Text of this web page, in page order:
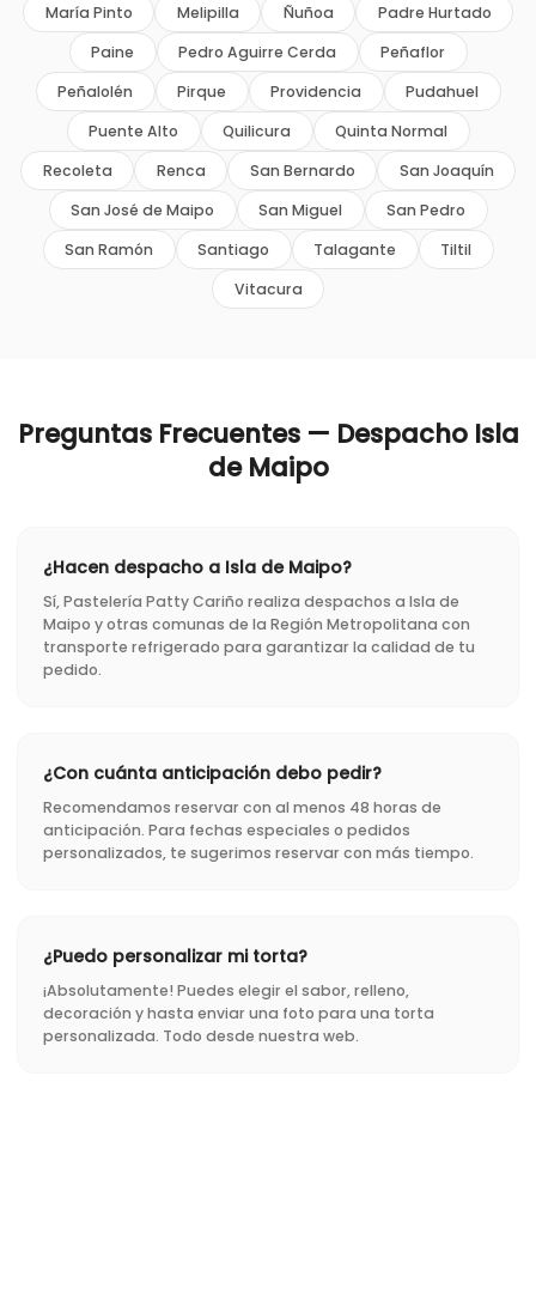
María Pinto Melipilla Ñuñoa
Padre Hurtado
Paine
Pedro Aguirre Cerda
Peñaflor
Peñalolén
Pirque Providencia
Pudahuel
Puente Alto
Quilicura
Quinta Normal
Recoleta
Renca San Bernardo
San Joaquín
San José de Maipo
San Miguel
San Pedro
San Ramón
Santiago Talagante
Tiltil
Vitacura
Preguntas Frecuentes — Despacho Isla
de Maipo
¿Hacen despacho a Isla de Maipo?
Sí, Pastelería Patty Cariño realiza despachos a Isla de
Maipo y otras comunas de la Región Metropolitana con
transporte refrigerado para garantizar la calidad de tu
pedido.
¿Con cuánta anticipación debo pedir?
Recomendamos reservar con al menos 48 horas de
anticipación. Para fechas especiales o pedidos
personalizados, te sugerimos reservar con más tiempo.
¿Puedo personalizar mi torta?
¡Absolutamente! Puedes elegir el sabor, relleno,
decoración y hasta enviar una foto para una torta
personalizada. Todo desde nuestra web.